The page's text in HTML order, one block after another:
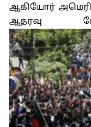
ஆகியோர்
ஆதரவு